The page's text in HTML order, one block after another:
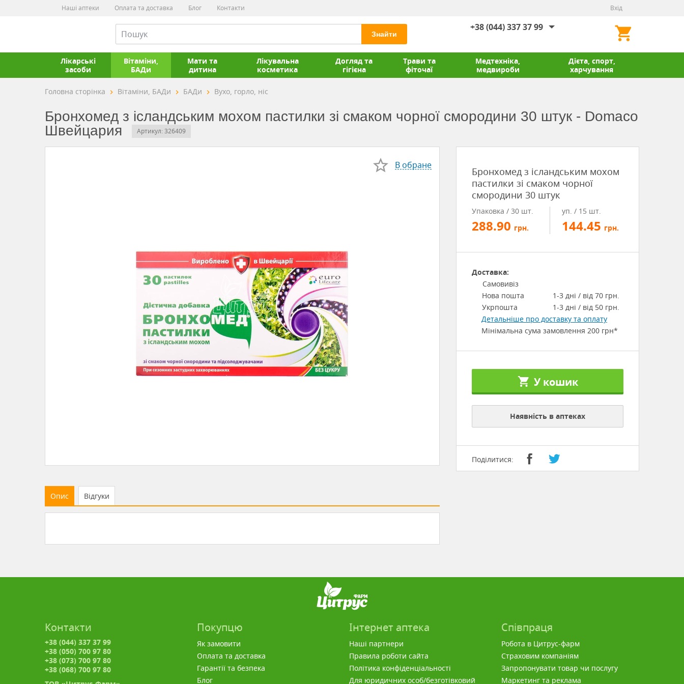
Вхід
Наші аптеки Оплата та доставка Блог Контакти
+38 (044) 337 37 99
Знайти
Лікарські
засоби
Вітаміни,
БАДи
Мати та
дитина
Лікувальна
косметика
Догляд та
гігієна
Трави та
фіточаї
Медтехніка,
медвироби
Дієта, спорт,
харчування
Головна сторінка Вітаміни, БАДи БАДи Вухо, горло, ніс
Бронхомед з ісландським мохом пастилки зі смаком чорної смородини 30 штук - Domaco
Швейцария
Артикул: 326409
В обране
Бронхомед з ісландським мохом
пастилки зі смаком чорної
смородини 30 штук
Упаковка / 30 шт.
288.90 грн.
уп. / 15 шт.
144.45 грн.
Доставка:
Самовивіз
Нова пошта
1-3 дні / від 70 грн.
Укрпошта
1-3 дні / від 50 грн.
Детальніше про доставку та оплату
Мінімальна сума замовлення 200 грн*
У кошик
Наявність в аптеках
Поділитися:
Опис Відгуки
Контакти
+38 (044) 337 37 99
+38 (050) 700 97 80
+38 (073) 700 97 80
+38 (068) 700 97 80
Покупцю
Як замовити
Оплата та доставка
Гарантії та безпека
Блог
Інтернет аптека
Наші партнери
Правила роботи сайта
Політика конфіденціальності
Для юридичних особ/безготівковий
Співпраця
Робота в Цитрус-фарм
Страховим компаніям
Запропонувати товар чи послугу
Маркетинг та реклама